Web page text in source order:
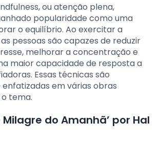
ou atenção plena,
popularidade como uma
o equilíbrio. Ao exercitar a
pessoas são capazes de reduzir
melhorar a concentração e
maior capacidade de resposta a
Essas técnicas são
em várias obras
tema.
Milagre do Amanhã’ por Hal